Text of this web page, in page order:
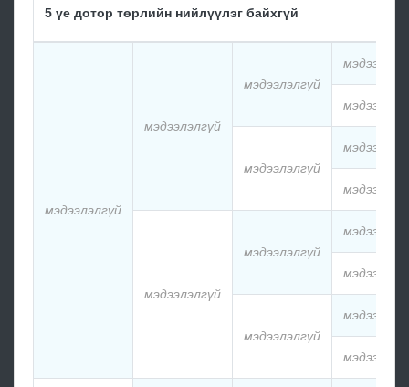
5 үе дотор төрлийн нийлүүлэг байхгүй
мэдээлэлгүй
мэдээлэлгүй
мэдээлэлгүй
мэдээлэлгүй
мэдээлэлгүй
мэдээлэлгүй
мэдээлэлгүй